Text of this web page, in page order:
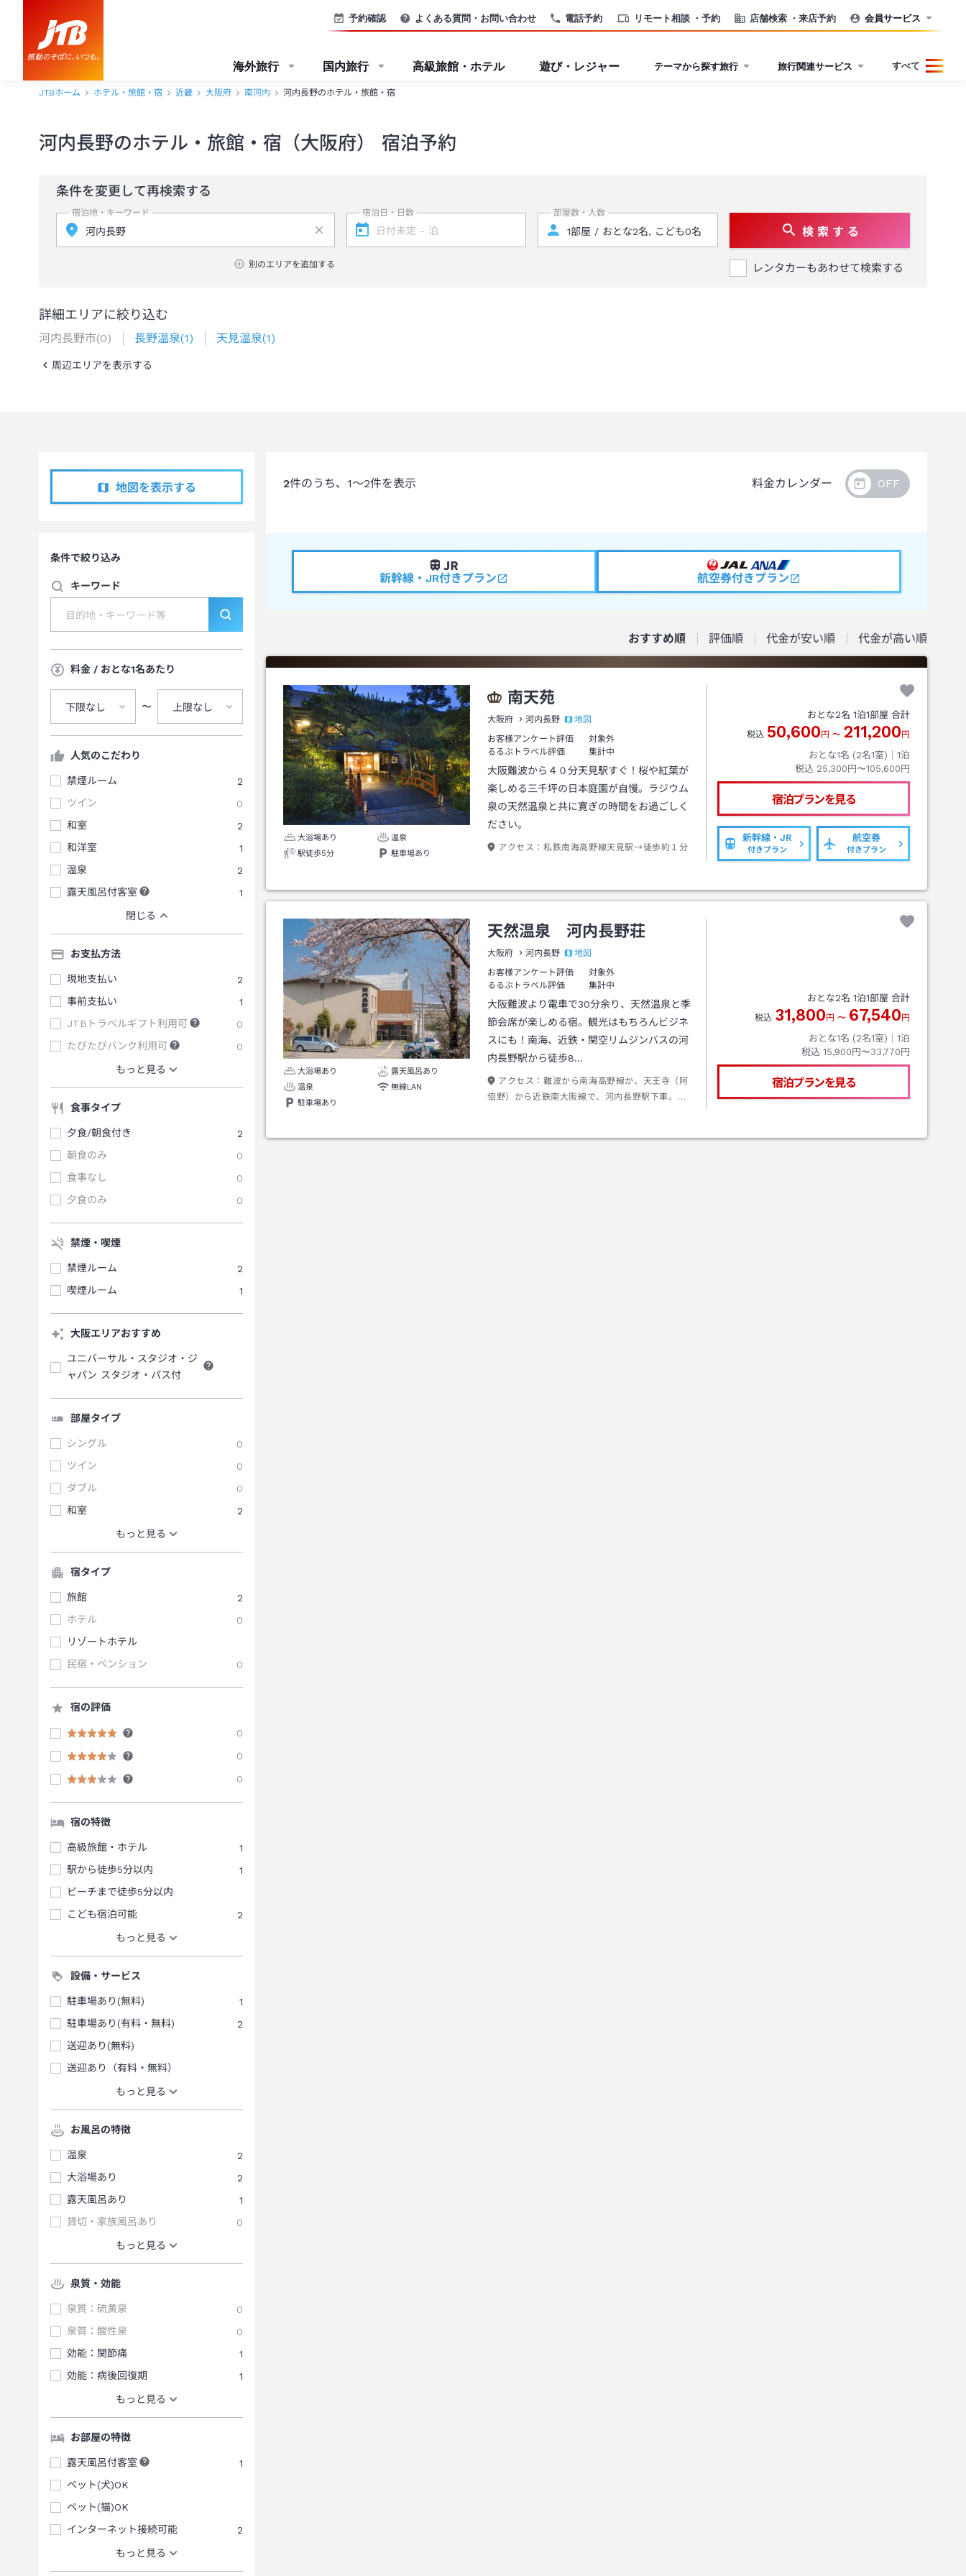
電話予約 リモート相談 ・予約 店舗検索 ・来店予約
予約確認 よくある質問・お問い合わせ 会員サービス
海外旅行 国内旅行 高級旅館・ホテル 遊び・レジャー テーマから探す旅行 旅行関連サービス すべて
JTBホーム ホテル・旅館・宿 近畿 大阪府 南河内 河内長野のホテル・旅館・宿
河内長野のホテル・旅館・宿（大阪府） 宿泊予約
条件を変更して再検索する
宿泊地・キーワード
別のエリアを追加する
宿泊日・日数 部屋数・人数
検 索 す る
レンタカーもあわせて検索する
詳細エリアに絞り込む
河内長野市(0) 長野温泉(1) 天見温泉(1)
周辺エリアを表示する
地図を表示する
条件で絞り込み
キーワード
料金 / おとな1名あたり
下限なし 〜 上限なし
人気のこだわり
禁煙ルーム
2
ツイン
0
和室
2
和洋室
1
温泉
2
露天風呂付客室
1
閉じる
お支払方法
現地支払い
2
事前支払い
1
JTBトラベルギフト利用可
0
たびたびバンク利用可
0
もっと見る
食事タイプ
夕食/朝食付き
2
朝食のみ
0
食事なし
0
夕食のみ
0
禁煙・喫煙
禁煙ルーム
2
喫煙ルーム
1
大阪エリアおすすめ
ユニバーサル・スタジオ・ジ
ャパン スタジオ・パス付
部屋タイプ
シングル
0
ツイン
0
ダブル
0
和室
2
もっと見る
宿タイプ
旅館
2
ホテル
0
リゾートホテル
民宿・ペンション
0
宿の評価
0
0
0
宿の特徴
高級旅館・ホテル
1
駅から徒歩5分以内
1
ビーチまで徒歩5分以内
こども宿泊可能
2
もっと見る
設備・サービス
駐車場あり(無料)
1
駐車場あり(有料・無料)
2
送迎あり(無料)
送迎あり（有料・無料）
もっと見る
お風呂の特徴
温泉
2
大浴場あり
2
露天風呂あり
1
貸切・家族風呂あり
0
もっと見る
泉質・効能
泉質：硫黄泉
0
泉質：酸性泉
0
効能：関節痛
1
効能：病後回復期
1
もっと見る
お部屋の特徴
露天風呂付客室
1
ペット(犬)OK
ペット(猫)OK
インターネット接続可能
2
もっと見る
2件のうち、 1～2件を表示 料金カレンダー
新幹線・JR付きプラン 航空券付きプラン
おすすめ順 評価順 代金が安い順 代金が高い順
大浴場あり
温泉
駅徒歩5分
駐車場あり
南天苑
大阪府 河内長野
地図
お客様アンケート評価
対象外
るるぶトラベル評価
集計中
大阪難波から４０分天見駅すぐ！桜や紅葉が
楽しめる三千坪の日本庭園が自慢。ラジウム
泉の天然温泉と共に寛ぎの時間をお過ごしく
ださい。
アクセス： 私鉄南海高野線天見駅→徒歩約１分
おとな2名 1泊1部屋 合計
税込 50,600 円 〜 211,200 円
おとな1名 (2名1室)｜ 1泊
税込 25,300円〜105,600円
宿泊プランを見る
新幹線・JR
付きプラン
航空券
付きプラン
大浴場あり
露天風呂あり
温泉
無線LAN
駐車場あり
天然温泉 河内長野荘
大阪府 河内長野
地図
お客様アンケート評価
対象外
るるぶトラベル評価
集計中
大阪難波より電車で30分余り、天然温泉と季
節会席が楽しめる宿。観光はもちろんビジネ
スにも！南海、近鉄・関空リムジンバスの河
内長野駅から徒歩8…
アクセス： 難波から南海高野線か、天王寺（阿
倍野）から近鉄南大阪線で、河内長野駅下車。
おとな2名 1泊1部屋 合計
税込 31,800 円 〜 67,540 円
おとな1名 (2名1室)｜ 1泊
税込 15,900円〜33,770円
宿泊プランを見る